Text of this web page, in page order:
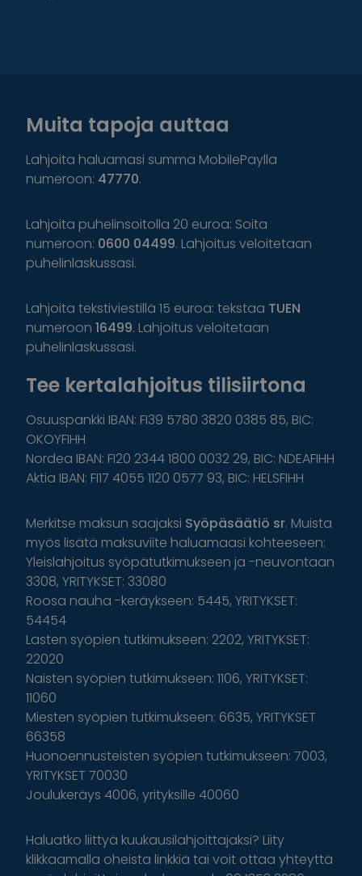
Muita tapoja auttaa
Lahjoita haluamasi summa MobilePaylla
numeroon: 47770.
Lahjoita puhelinsoitolla 20 euroa: Soita
numeroon: 0600 04499. Lahjoitus veloitetaan
puhelinlaskussasi.
Lahjoita tekstiviestillä 15 euroa: tekstaa TUEN
numeroon 16499. Lahjoitus veloitetaan
puhelinlaskussasi.
Tee kertalahjoitus tilisiirtona
Osuuspankki IBAN: FI39 5780 3820 0385 85, BIC:
OKOYFIHH
Nordea IBAN: FI20 2344 1800 0032 29, BIC: NDEAFIHH
Aktia IBAN: FI17 4055 1120 0577 93, BIC: HELSFIHH
Merkitse maksun saajaksi Syöpäsäätiö sr. Muista
myös lisätä maksuviite haluamaasi kohteeseen:
Yleislahjoitus syöpätutkimukseen ja -neuvontaan
3308, YRITYKSET: 33080
Roosa nauha -keräykseen: 5445, YRITYKSET:
54454
Lasten syöpien tutkimukseen: 2202, YRITYKSET:
22020
Naisten syöpien tutkimukseen: 1106, YRITYKSET:
11060
Miesten syöpien tutkimukseen: 6635, YRITYKSET
66358
Huonoennusteisten syöpien tutkimukseen: 7003,
YRITYKSET 70030
Joulukeräys 4006, yrityksille 40060
Haluatko liittyä kuukausilahjoittajaksi? Liity
klikkaamalla oheista linkkiä tai voit ottaa yhteyttä